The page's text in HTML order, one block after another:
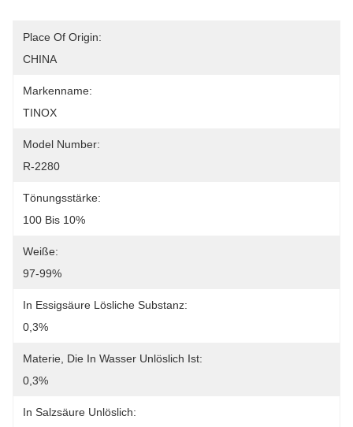
Place Of Origin:
CHINA
Markenname:
TINOX
Model Number:
R-2280
Tönungsstärke:
100 Bis 10%
Weiße:
97-99%
In Essigsäure Lösliche Substanz:
0,3%
Materie, Die In Wasser Unlöslich Ist:
0,3%
In Salzsäure Unlöslich: